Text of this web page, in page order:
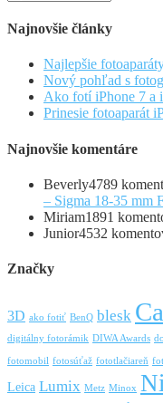
Najnovšie články
Najlepšie
Nový pohľad s
Ako fotí iPhone 7 a
Prinesie fotoaparát
Najnovšie komentáre
Beverly4789
– Sigma 18-35 mm
Miriam1891
Junior4532
Značky
3D ako fotiť BenQ blesk
digitálny fotorámik DIWA Awards
fotomobil fotosúťaž fototlačiareň
Leica Lumix Metz Minox